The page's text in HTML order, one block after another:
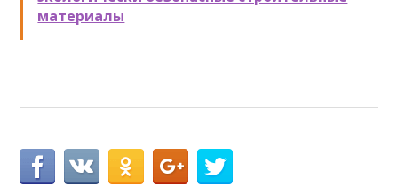
материалы